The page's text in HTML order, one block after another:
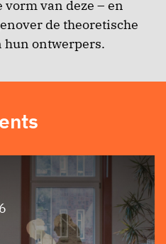
vorm van deze – en
de theoretische
hun ontwerpers.